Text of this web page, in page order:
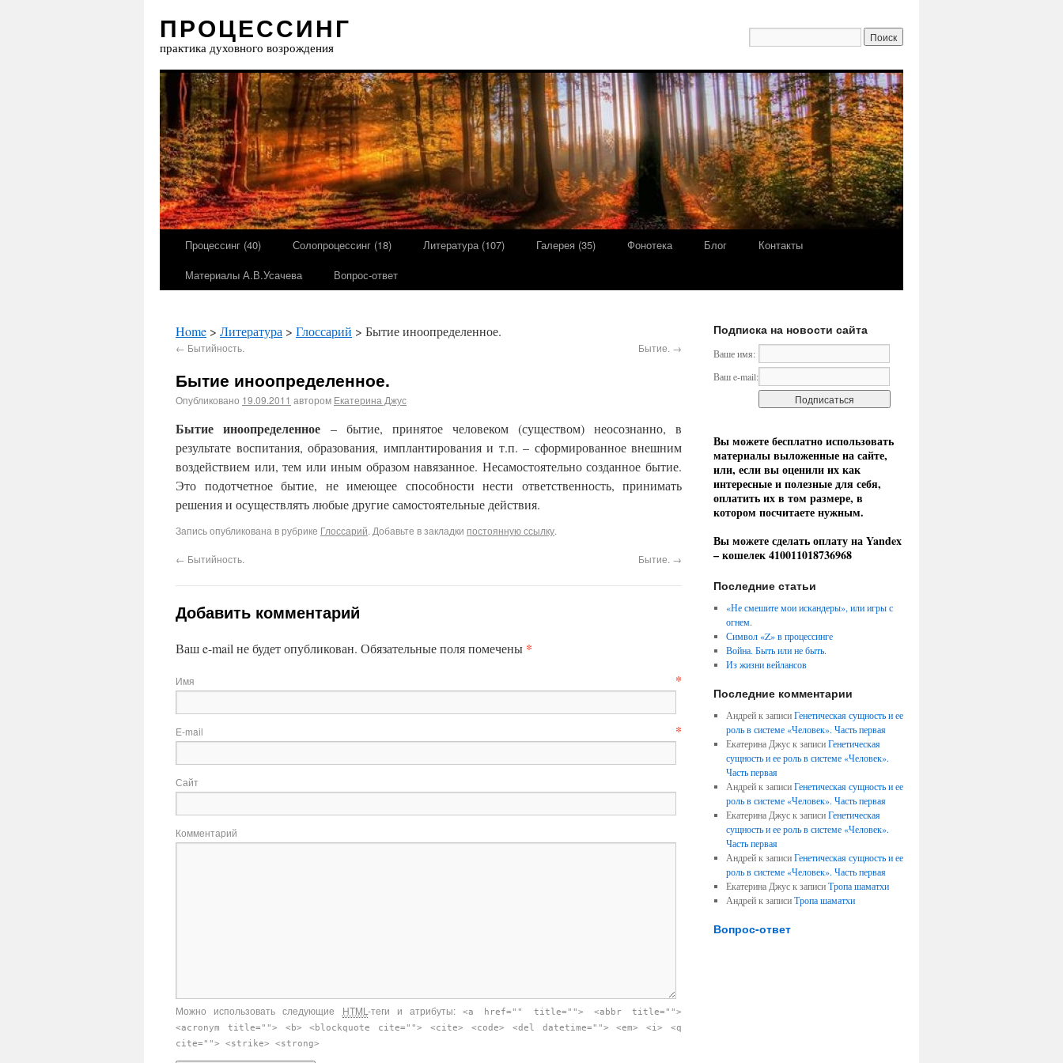
ПРОЦЕССИНГ
практика духовного возрождения
Процессинг (40) Солопроцессинг (18) Литература (107) Галерея (35) Фонотека Блог
Контакты
Материалы А.В.Усачева
Вопрос-ответ
Home > Литература > Глоссарий > Бытие иноопределенное.
← Бытийность. Бытие. →
Бытие иноопределенное.
Опубликовано 19.09.2011 автором Екатерина Джус
Бытие иноопределенное – бытие, принятое человеком (существом) неосознанно, в
результате воспитания, образования, имплантирования и т.п. – сформированное внешним
воздействием или, тем или иным образом навязанное. Несамостоятельно созданное бытие.
Это подотчетное бытие, не имеющее способности нести ответственность, принимать
решения и осуществлять любые другие самостоятельные действия.
Запись опубликована в рубрике Глоссарий. Добавьте в закладки постоянную ссылку.
← Бытийность. Бытие. →
Добавить комментарий
Ваш e-mail не будет опубликован. Обязательные поля помечены *
Имя *
E-mail *
Сайт
Комментарий
Можно использовать следующие HTML -теги и атрибуты:<a href="" title=""> <abbr title="">
<acronym title=""> <b> <blockquote cite=""> <cite> <code> <del datetime=""> <em> <i> <q
cite=""> <strike> <strong>
Подписка на новости сайта
Ваше имя:
Ваш e-mail:
Вы можете бесплатно использовать
материалы выложенные на сайте,
или, если вы оценили их как
интересные и полезные для себя,
оплатить их в том размере, в
котором посчитаете нужным.
Вы можете сделать оплату на Yandex
– кошелек 410011018736968
Последние статьи
«Не смешите мои искандеры», или игры с
огнем.
Символ «Z» в процессинге
Война. Быть или не быть.
Из жизни вейлансов
Последние комментарии
Андрей к записиГенетическая сущность и ее
роль в системе «Человек». Часть первая
Екатерина Джус к записиГенетическая
сущность и ее роль в системе «Человек».
Часть первая
Андрей к записиГенетическая сущность и ее
роль в системе «Человек». Часть первая
Екатерина Джус к записиГенетическая
сущность и ее роль в системе «Человек».
Часть первая
Андрей к записиГенетическая сущность и ее
роль в системе «Человек». Часть первая
Екатерина Джус к записиТропа шаматхи
Андрей к записиТропа шаматхи
Вопрос-ответ